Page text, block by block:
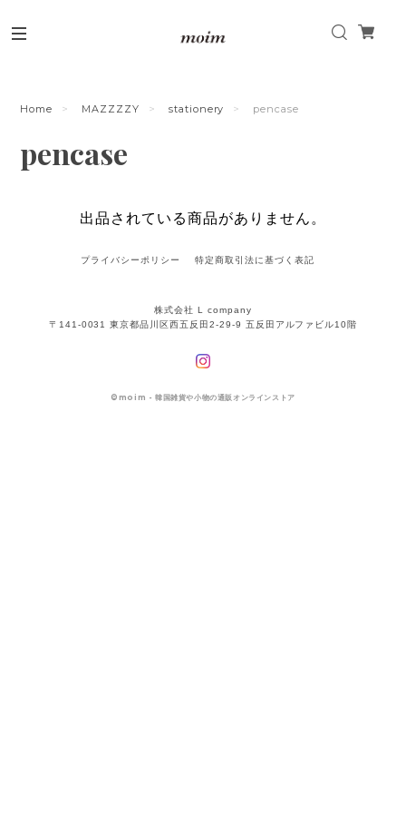
Home MAZZZZY stationery pencase
pencase
出品されている商品がありません。
株式会社 L company
〒141-0031 東京都品川区西五反田2-29-9 五反田アルファビル10階
© moim - 韓国雑貨や小物の通販オンラインストア
プライバシーポリシー 特定商取引法に基づく表記